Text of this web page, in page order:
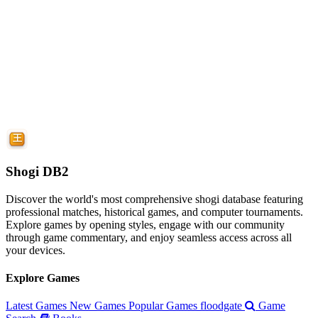
Shogi DB2
Discover the world's most comprehensive shogi database featuring
professional matches, historical games, and computer tournaments.
Explore games by opening styles, engage with our community
through game commentary, and enjoy seamless access across all
your devices.
Explore Games
Latest Games New Games Popular Games floodgate
Game